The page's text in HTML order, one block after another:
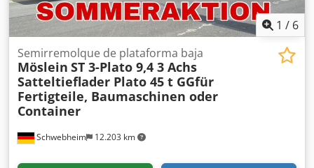
1 / 6
Schwebheim 12.203 km
Semirremolque de plataforma baja
Möslein ST 3-Plato 9,4 3 Achs
Satteltieflader Plato 45 t GGfür
Fertigteile, Baumaschinen oder
Container